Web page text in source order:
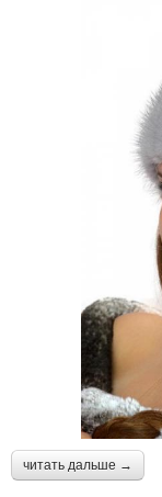
читать дальше →